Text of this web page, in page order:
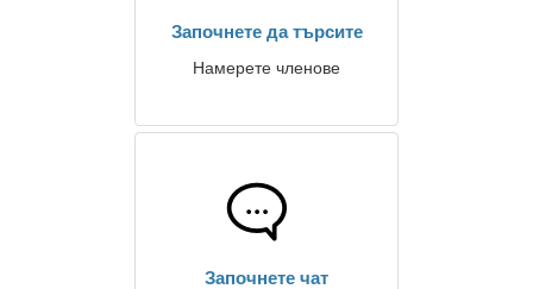
Започнете да търсите
Намерете членове
Започнете чат